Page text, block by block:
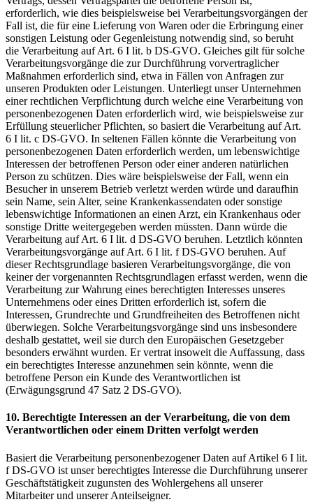
erforderlich, wie dies beispielsweise bei Verarbeitungsvorgängen der
Fall ist, die für eine Lieferung von Waren oder die Erbringung einer
sonstigen Leistung oder Gegenleistung notwendig sind, so beruht
die Verarbeitung auf Art. 6 I lit. b DS-GVO. Gleiches gilt für solche
Verarbeitungsvorgänge die zur Durchführung vorvertraglicher
Maßnahmen erforderlich sind, etwa in Fällen von Anfragen zur
unseren Produkten oder Leistungen. Unterliegt unser Unternehmen
einer rechtlichen Verpflichtung durch welche eine Verarbeitung von
personenbezogenen Daten erforderlich wird, wie beispielsweise zur
Erfüllung steuerlicher Pflichten, so basiert die Verarbeitung auf Art.
6 I lit. c DS-GVO. In seltenen Fällen könnte die Verarbeitung von
personenbezogenen Daten erforderlich werden, um lebenswichtige
Interessen der betroffenen Person oder einer anderen natürlichen
Person zu schützen. Dies wäre beispielsweise der Fall, wenn ein
Besucher in unserem Betrieb verletzt werden würde und daraufhin
sein Name, sein Alter, seine Krankenkassendaten oder sonstige
lebenswichtige Informationen an einen Arzt, ein Krankenhaus oder
sonstige Dritte weitergegeben werden müssten. Dann würde die
Verarbeitung auf Art. 6 I lit. d DS-GVO beruhen. Letztlich könnten
Verarbeitungsvorgänge auf Art. 6 I lit. f DS-GVO beruhen. Auf
dieser Rechtsgrundlage basieren Verarbeitungsvorgänge, die von
keiner der vorgenannten Rechtsgrundlagen erfasst werden, wenn die
Verarbeitung zur Wahrung eines berechtigten Interesses unseres
Unternehmens oder eines Dritten erforderlich ist, sofern die
Interessen, Grundrechte und Grundfreiheiten des Betroffenen nicht
überwiegen. Solche Verarbeitungsvorgänge sind uns insbesondere
deshalb gestattet, weil sie durch den Europäischen Gesetzgeber
besonders erwähnt wurden. Er vertrat insoweit die Auffassung, dass
ein berechtigtes Interesse anzunehmen sein könnte, wenn die
betroffene Person ein Kunde des Verantwortlichen ist
(Erwägungsgrund 47 Satz 2 DS-GVO).
10. Berechtigte Interessen an der Verarbeitung, die von dem
Verantwortlichen oder einem Dritten verfolgt werden
Basiert die Verarbeitung personenbezogener Daten auf Artikel 6 I lit.
f DS-GVO ist unser berechtigtes Interesse die Durchführung unserer
Geschäftstätigkeit zugunsten des Wohlergehens all unserer
Mitarbeiter und unserer Anteilseigner.